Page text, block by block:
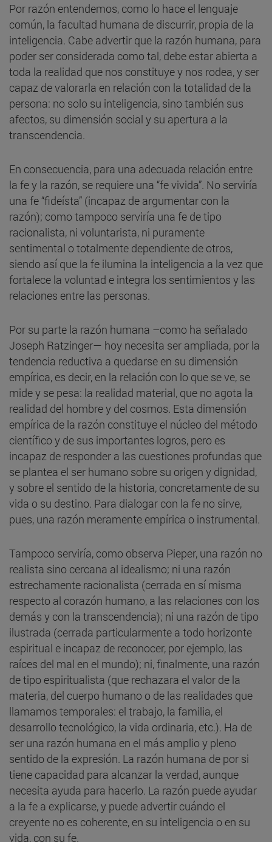
Por razón entendemos, como lo hace el lenguaje
común, la facultad humana de discurrir, propia de la
inteligencia. Cabe advertir que la razón humana, para
poder ser considerada como tal, debe estar abierta a
toda la realidad que nos constituye y nos rodea, y ser
capaz de valorarla en relación con la totalidad de la
persona: no solo su inteligencia, sino también sus
afectos, su dimensión social y su apertura a la
transcendencia.
En consecuencia, para una adecuada relación entre
la fe y la razón, se requiere una “fe vivida”. No serviría
una fe “fideísta” (incapaz de argumentar con la
razón); como tampoco serviría una fe de tipo
racionalista, ni voluntarista, ni puramente
sentimental o totalmente dependiente de otros,
siendo así que la fe ilumina la inteligencia a la vez que
fortalece la voluntad e integra los sentimientos y las
relaciones entre las personas.
Por su parte la razón humana –como ha señalado
Joseph Ratzinger— hoy necesita ser ampliada, por la
tendencia reductiva a quedarse en su dimensión
empírica, es decir, en la relación con lo que se ve, se
mide y se pesa: la realidad material, que no agota la
realidad del hombre y del cosmos. Esta dimensión
empírica de la razón constituye el núcleo del método
científico y de sus importantes logros, pero es
incapaz de responder a las cuestiones profundas que
se plantea el ser humano sobre su origen y dignidad,
y sobre el sentido de la historia, concretamente de su
vida o su destino. Para dialogar con la fe no sirve,
pues, una razón meramente empírica o instrumental.
Tampoco serviría, como observa Pieper, una razón no
realista sino cercana al idealismo; ni una razón
estrechamente racionalista (cerrada en sí misma
respecto al corazón humano, a las relaciones con los
demás y con la transcendencia); ni una razón de tipo
ilustrada (cerrada particularmente a todo horizonte
espiritual e incapaz de reconocer, por ejemplo, las
raíces del mal en el mundo); ni, finalmente, una razón
de tipo espiritualista (que rechazara el valor de la
materia, del cuerpo humano o de las realidades que
llamamos temporales: el trabajo, la familia, el
desarrollo tecnológico, la vida ordinaria, etc.). Ha de
ser una razón humana en el más amplio y pleno
sentido de la expresión. La razón humana de por si
tiene capacidad para alcanzar la verdad, aunque
necesita ayuda para hacerlo. La razón puede ayudar
a la fe a explicarse, y puede advertir cuándo el
creyente no es coherente, en su inteligencia o en su
vida, con su fe.